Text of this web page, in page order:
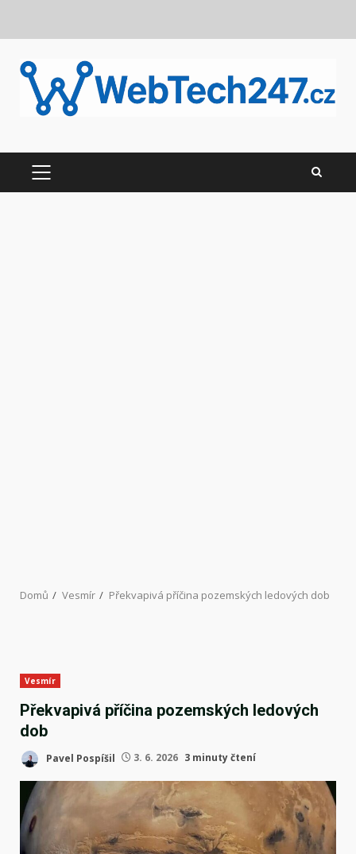
Domů Vesmír Překvapivá příčina pozemských ledových dob
Vesmír
Překvapivá příčina pozemských ledových
dob
Pavel Pospíšil 3. 6. 2026 3 minuty čtení